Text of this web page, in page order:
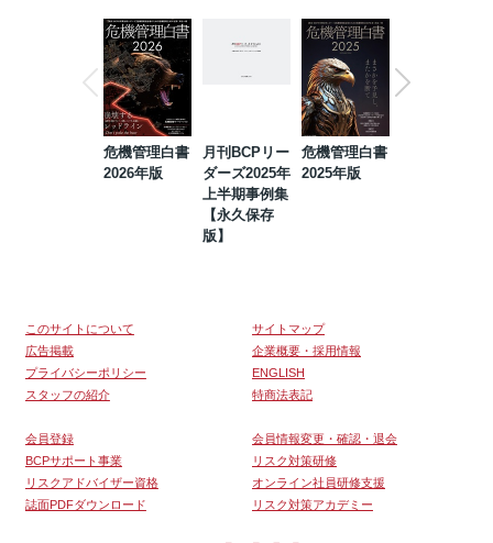
危機管理白書
2026年版
月刊BCPリー
ダーズ2025年
上半期事例集
【永久保存
版】
危機管理白書
2025年版
このサイトについて
サイトマップ
広告掲載
企業概要・採用情報
プライバシーポリシー
ENGLISH
スタッフの紹介
特商法表記
会員登録
会員情報変更・確認・退会
BCPサポート事業
リスク対策研修
リスクアドバイザー資格
オンライン社員研修支援
誌面PDFダウンロード
リスク対策アカデミー